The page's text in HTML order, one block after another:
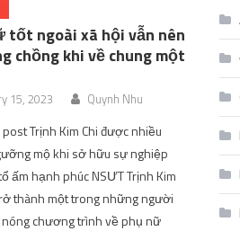
tốt ngoài xã hội vẫn nên
chồng khi về chung một
15, 2023 Quynh Nhu
Trịnh Kim Chi được nhiều
mộ khi sở hữu sự nghiệp
ấm hạnh phúc NSƯT Trịnh Kim
thành một trong những người
chương trình về phụ nữ